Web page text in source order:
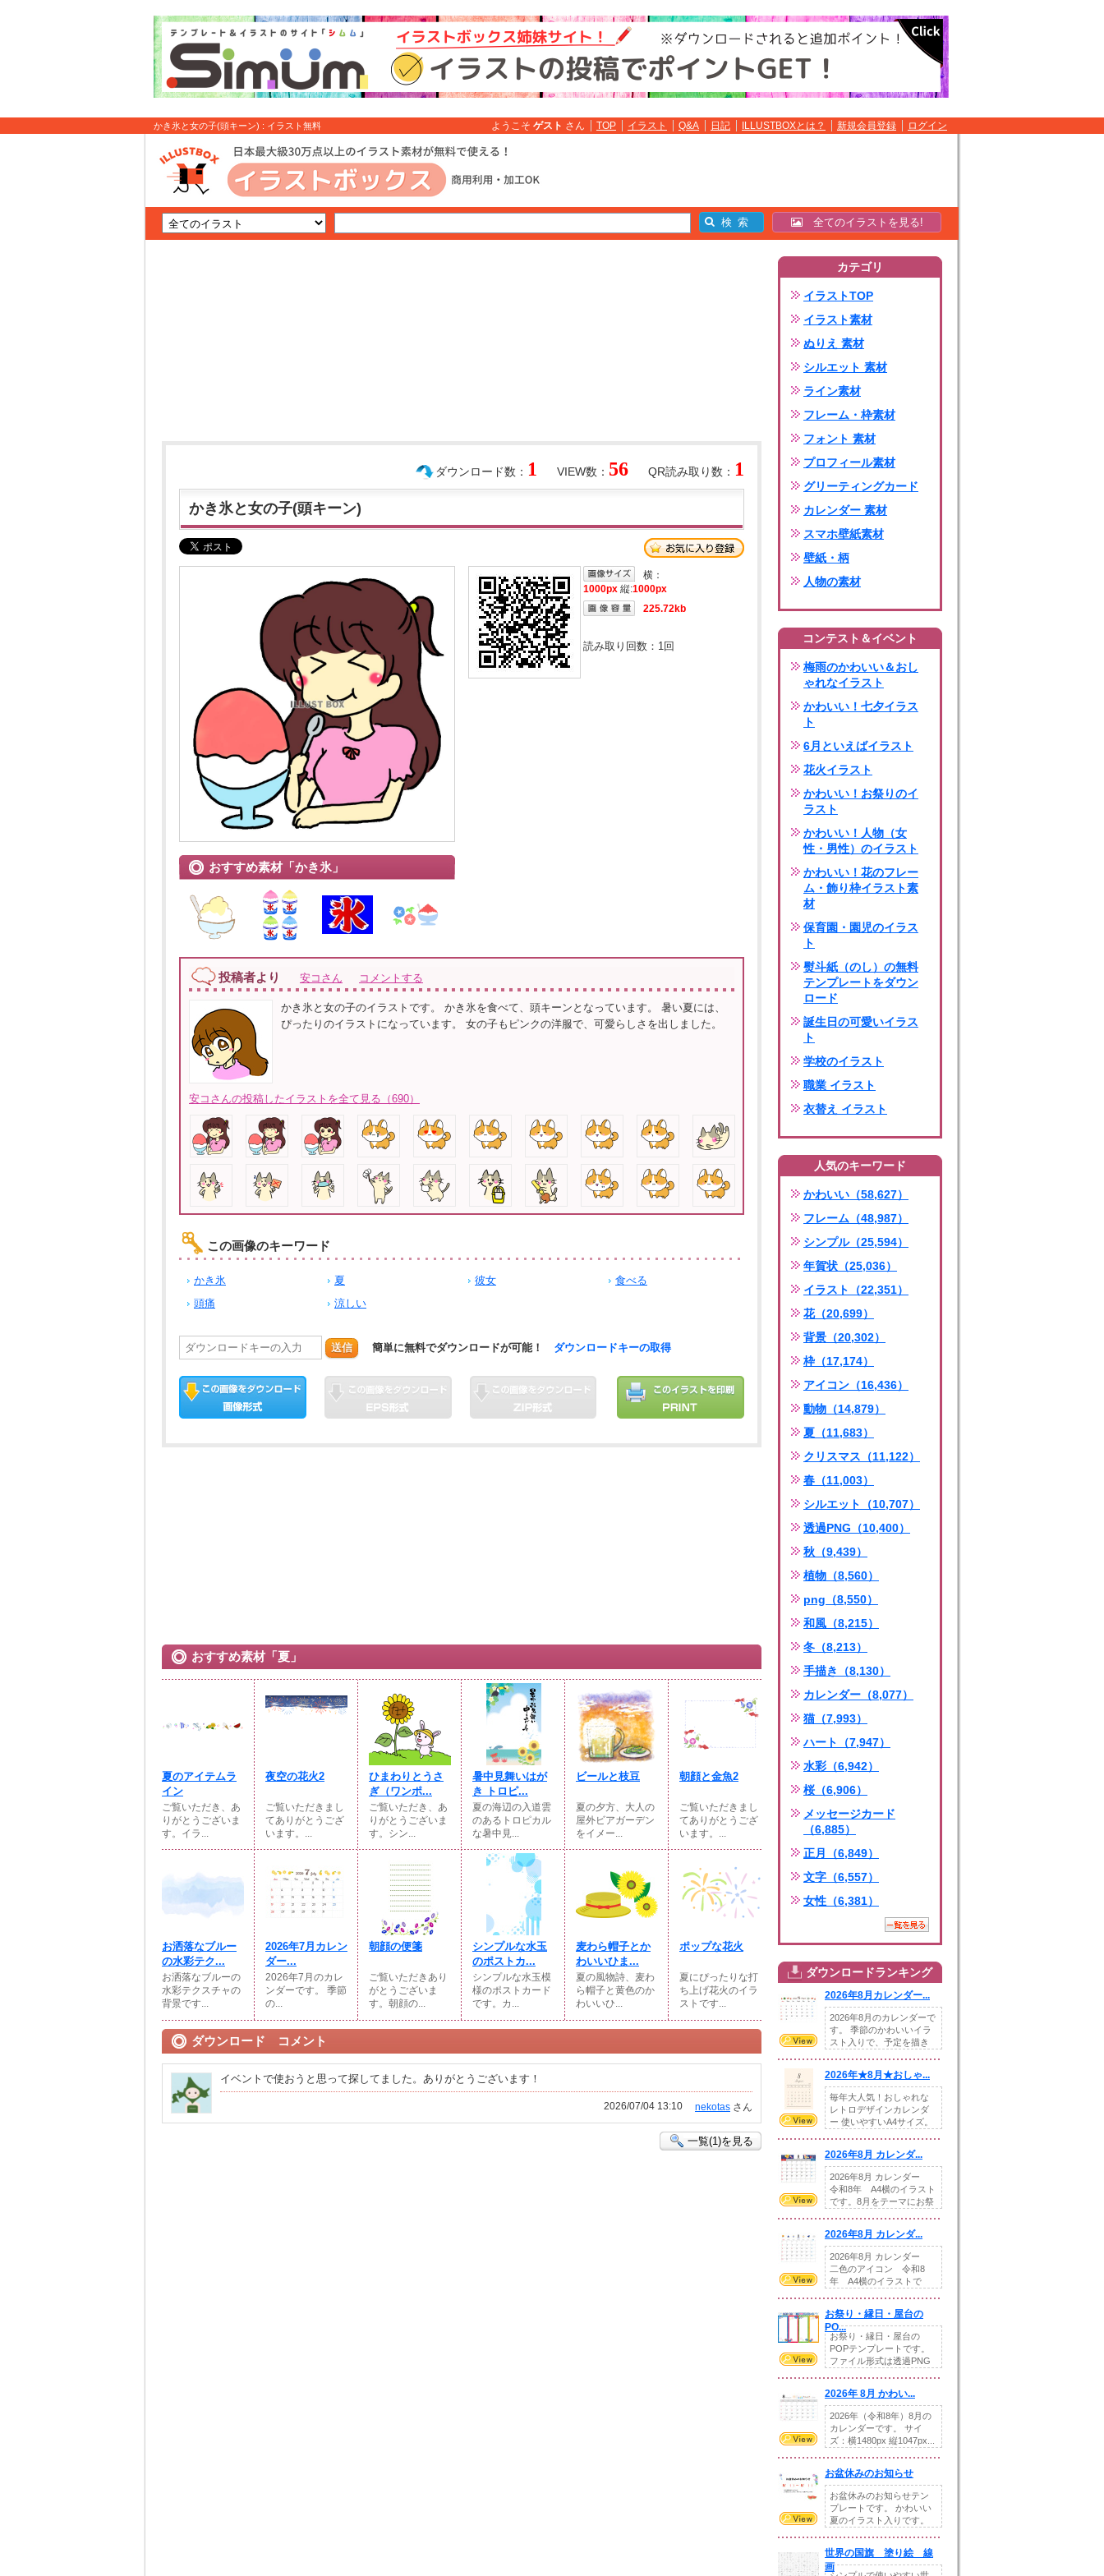
かき氷と女の子(頭キーン) : イラスト無料 ようこそ ゲスト さん TOP イラスト Q&A 日記 ILLUSTBOXとは？ 新規会員登録 ログイン
全てのイラストを見る!
QR読み取り数： 1
VIEW数： 56
ダウンロード数： 1
かき氷と女の子(頭キーン)
おすすめ素材「かき氷」
横：
1000px 縦:1000px
225.72kb
読み取り回数： 1回
投稿者より 安コさん コメントする
かき氷と女の子のイラストです。 かき氷を食べて、頭キーンとなっています。 暑い夏には、
ぴったりのイラストになっています。 女の子もピンクの洋服で、可愛らしさを出しました。
安コさんの投稿したイラストを全て見る（690）
この画像のキーワード
かき氷 夏 彼女
食べる
頭痛
涼しい
送信 簡単に無料でダウンロードが可能！ ダウンロードキーの取得
おすすめ素材「夏」
夏のアイテムラ
イン
ご覧いただき、あ
りがとうございま
す。イラ...
夜空の花火2
ご覧いただきまし
てありがとうござ
います。...
ひまわりとうさ
ぎ（ワンポ...
ご覧いただき、あ
りがとうございま
す。シン...
暑中見舞いはが
き トロピ...
夏の海辺の入道雲
のあるトロピカル
な暑中見...
ビールと枝豆
夏の夕方、大人の
屋外ビアガーデン
をイメー...
朝顔と金魚2
ご覧いただきまし
てありがとうござ
います。...
お洒落なブルー
の水彩テク...
お洒落なブルーの
水彩テクスチャの
背景です...
2026年7月カレン
ダー...
2026年7月のカレ
ンダーです。 季節
の...
朝顔の便箋
ご覧いただきあり
がとうございま
す。朝顔の...
シンプルな水玉
のポストカ...
シンプルな水玉模
様のポストカード
です。カ...
麦わら帽子とか
わいいひま...
夏の風物詩、麦わ
ら帽子と黄色のか
わいいひ...
ポップな花火
夏にぴったりな打
ち上げ花火のイラ
ストです...
ダウンロード コメント
イベントで使おうと思って探してました。ありがとうございます！
nekotas さん
2026/07/04 13:10
一覧(1)を見る
カテゴリ
イラストTOP
イラスト素材
ぬりえ 素材
シルエット 素材
ライン素材
フレーム・枠素材
フォント 素材
プロフィール素材
グリーティングカード
カレンダー 素材
スマホ壁紙素材
壁紙・柄
人物の素材
コンテスト＆イベント
梅雨のかわいい＆おし
ゃれなイラスト
かわいい！七夕イラス
ト
6月といえばイラスト
花火イラスト
かわいい！お祭りのイ
ラスト
かわいい！人物（女
性・男性）のイラスト
かわいい！花のフレー
ム・飾り枠イラスト素
材
保育園・園児のイラス
ト
熨斗紙（のし）の無料
テンプレートをダウン
ロード
誕生日の可愛いイラス
ト
学校のイラスト
職業 イラスト
衣替え イラスト
人気のキーワード
かわいい（58,627）
フレーム（48,987）
シンプル（25,594）
年賀状（25,036）
イラスト（22,351）
花（20,699）
背景（20,302）
枠（17,174）
アイコン（16,436）
動物（14,879）
夏（11,683）
クリスマス（11,122）
春（11,003）
シルエット（10,707）
透過PNG（10,400）
秋（9,439）
植物（8,560）
png（8,550）
和風（8,215）
冬（8,213）
手描き（8,130）
カレンダー（8,077）
猫（7,993）
ハート（7,947）
水彩（6,942）
桜（6,906）
メッセージカード
（6,885）
正月（6,849）
文字（6,557）
女性（6,381）
ダウンロードランキング
2026年8月カレンダー...
2026年8月のカレンダーで
す。 季節のかわいいイラ
スト入りで、予定を描き
2026年★8月★おしゃ...
毎年大人気！おしゃれな
レトロデザインカレンダ
ー 使いやすいA4サイズ。
2026年8月 カレンダ...
2026年8月 カレンダー
令和8年 A4横のイラスト
です。8月をテーマにお祭
2026年8月 カレンダ...
2026年8月 カレンダー
二色のアイコン 令和8
年 A4横のイラストで
お祭り・縁日・屋台の
PO...
お祭り・縁日・屋台の
POPテンプレートです。
ファイル形式は透過PNG
2026年 8月 かわい...
2026年（令和8年）8月の
カレンダーです。 サイ
ズ：横1480px 縦1047px...
お盆休みのお知らせ
お盆休みのお知らせテン
プレートです。 かわいい
夏のイラスト入りです。
世界の国旗 塗り絵 線
画